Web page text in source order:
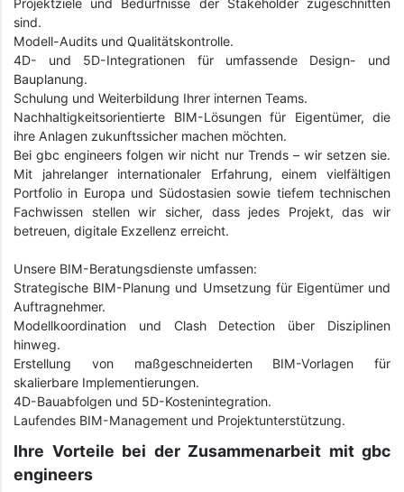
Projektziele und Bedürfnisse der Stakeholder zugeschnitten
sind.
Modell-Audits und Qualitätskontrolle.
4D- und 5D-Integrationen für umfassende Design- und
Bauplanung.
Schulung und Weiterbildung Ihrer internen Teams.
Nachhaltigkeitsorientierte BIM-Lösungen für Eigentümer, die
ihre Anlagen zukunftssicher machen möchten.
Bei gbc engineers folgen wir nicht nur Trends – wir setzen sie.
Mit jahrelanger internationaler Erfahrung, einem vielfältigen
Portfolio in Europa und Südostasien sowie tiefem technischen
Fachwissen stellen wir sicher, dass jedes Projekt, das wir
betreuen, digitale Exzellenz erreicht.
Unsere BIM-Beratungsdienste umfassen:
Strategische BIM-Planung und Umsetzung für Eigentümer und
Auftragnehmer.
Modellkoordination und Clash Detection über Disziplinen
hinweg.
Erstellung von maßgeschneiderten BIM-Vorlagen für
skalierbare Implementierungen.
4D-Bauabfolgen und 5D-Kostenintegration.
Laufendes BIM-Management und Projektunterstützung.
Ihre Vorteile bei der Zusammenarbeit mit gbc
engineers